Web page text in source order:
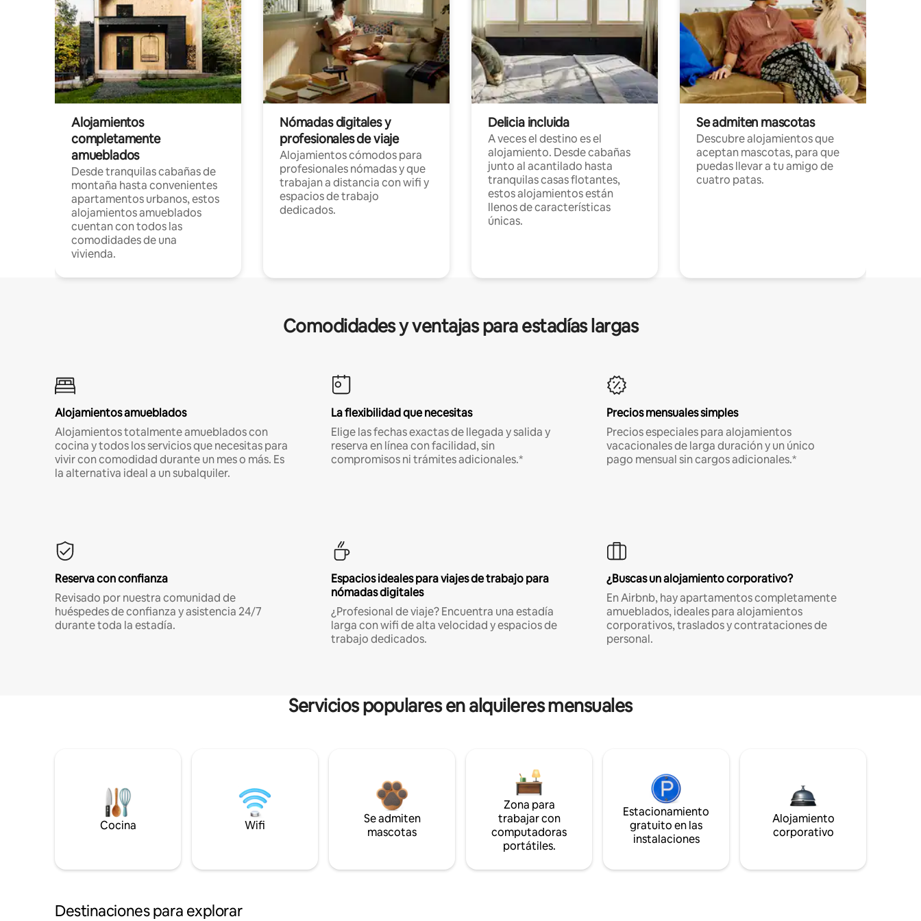
Alojamientos
completamente
amueblados
Desde tranquilas cabañas de
montaña hasta convenientes
apartamentos urbanos, estos
alojamientos amueblados
cuentan con todos las
comodidades de una
vivienda.
Nómadas digitales y
profesionales de viaje
Alojamientos cómodos para
profesionales nómadas y que
trabajan a distancia con wifi y
espacios de trabajo
dedicados.
Delicia incluida
A veces el destino es el
alojamiento. Desde cabañas
junto al acantilado hasta
tranquilas casas flotantes,
estos alojamientos están
llenos de características
únicas.
Se admiten mascotas
Descubre alojamientos que
aceptan mascotas, para que
puedas llevar a tu amigo de
cuatro patas.
Comodidades y ventajas para estadías largas
Alojamientos amueblados
Alojamientos totalmente amueblados con
cocina y todos los servicios que necesitas para
vivir con comodidad durante un mes o más. Es
la alternativa ideal a un subalquiler.
La flexibilidad que necesitas
Elige las fechas exactas de llegada y salida y
reserva en línea con facilidad, sin
compromisos ni trámites adicionales.*
Precios mensuales simples
Precios especiales para alojamientos
vacacionales de larga duración y un único
pago mensual sin cargos adicionales.*
Reserva con confianza
Revisado por nuestra comunidad de
huéspedes de confianza y asistencia 24/7
durante toda la estadía.
Espacios ideales para viajes de trabajo para
nómadas digitales
¿Profesional de viaje? Encuentra una estadía
larga con wifi de alta velocidad y espacios de
trabajo dedicados.
¿Buscas un alojamiento corporativo?
En Airbnb, hay apartamentos completamente
amueblados, ideales para alojamientos
corporativos, traslados y contrataciones de
personal.
Servicios populares en alquileres mensuales
Cocina Wifi
Se admiten
mascotas
Zona para
trabajar con
computadoras
portátiles.
Estacionamiento
gratuito en las
instalaciones
Alojamiento
corporativo
Destinaciones para explorar